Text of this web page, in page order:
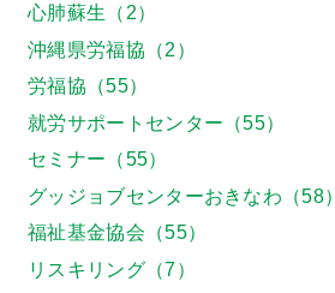
心肺蘇生（2）
沖縄県労福協（2）
労福協（55）
就労サポートセンター（55）
セミナー（55）
グッジョブセンターおきなわ（58）
福祉基金協会（55）
リスキリング（7）